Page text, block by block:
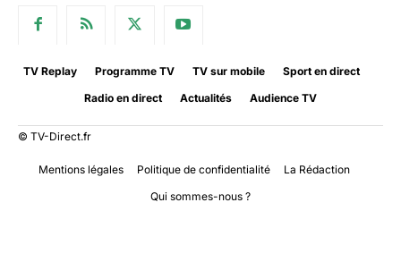
TV Replay Programme TV TV sur mobile
Sport en direct
Radio en direct
Actualités Audience TV
© TV-Direct.fr
Mentions légales Politique de confidentialité
La Rédaction
Qui sommes-nous ?